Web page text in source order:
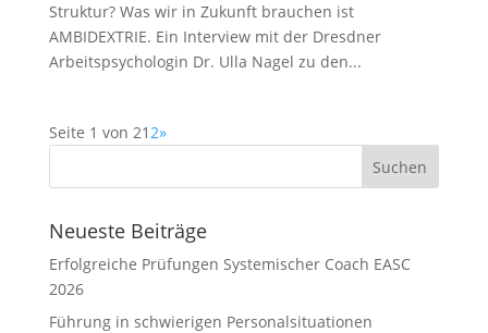
Struktur? Was wir in Zukunft brauchen ist
AMBIDEXTRIE. Ein Interview mit der Dresdner
Arbeitspsychologin Dr. Ulla Nagel zu den...
Seite 1 von 212»
Neueste Beiträge
Erfolgreiche Prüfungen Systemischer Coach EASC
2026
Führung in schwierigen Personalsituationen